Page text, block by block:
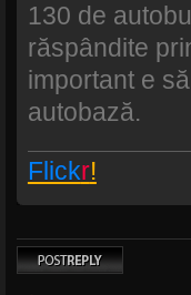
130 de
răspândite
important e
autobază.
Flickr!
Scrie un răspuns